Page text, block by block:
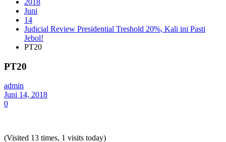
Juni
14
Judicial Review Presidential Treshold 20%, Kali ini Pasti
Jebol!
PT20
PT20
admin
Juni 14, 2018
0
(Visited 13 times, 1 visits today)